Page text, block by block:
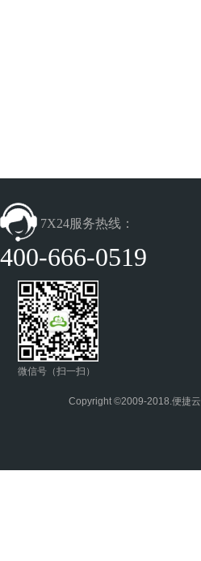
7X24服务热线：
400-666-0519
微信号（扫一扫）
Copyright ©2009-2018.便捷云